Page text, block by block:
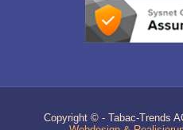
Copyright © - Tabac-Trends